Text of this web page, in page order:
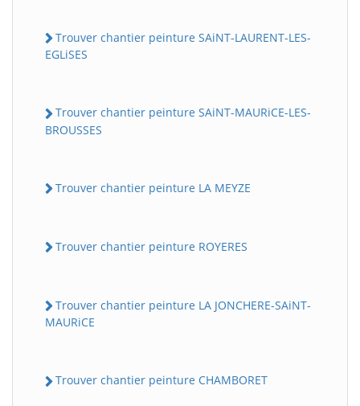
Trouver chantier peinture SAiNT-LAURENT-LES-
EGLiSES
Trouver chantier peinture SAiNT-MAURiCE-LES-
BROUSSES
Trouver chantier peinture LA MEYZE
Trouver chantier peinture ROYERES
Trouver chantier peinture LA JONCHERE-SAiNT-
MAURiCE
Trouver chantier peinture CHAMBORET